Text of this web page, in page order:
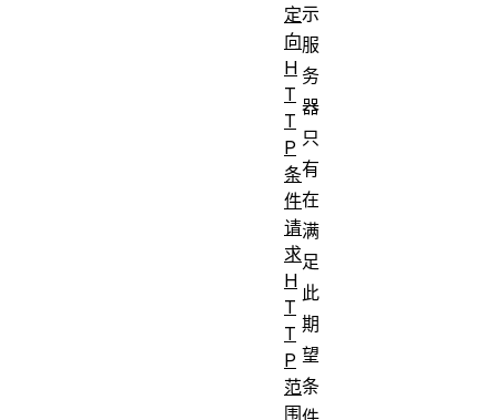
示
服
务
器
只
有
在
满
足
此
期
望
条
定
向
H
T
T
P
条
件
请
求
H
T
T
P
范
围